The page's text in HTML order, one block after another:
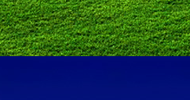
Átadva magam az érzékek
Elveszítettem azt, ami saját lényem
S már úgy tűnt, hogy a gondolkodás
Kábulttá vált Énemet is magával
De ébresztőleg hatva rám az érzéki